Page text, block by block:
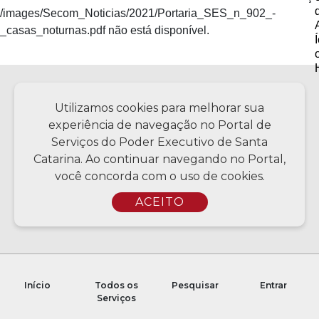
Início
Todos os
Serviços
Pesquisar Entrar
/images/Secom_Noticias/2021/Portaria_SES_n_902_-
_casas_noturnas.pdf não está disponível.
Política de privacidade
Copyright © 2026 Todos os Direitos Reservados SC - Governo de
Santa Catarina | Desenvolvimento - CIASC | Coordenação - SCTI
Utilizamos cookies para melhorar sua
experiência de navegação no Portal de
Serviços do Poder Executivo de Santa
Catarina. Ao continuar navegando no Portal,
você concorda com o uso de cookies.
ACEITO